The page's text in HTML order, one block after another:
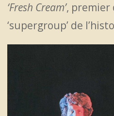
‘Fresh Cream’, premier
‘supergroup’ de